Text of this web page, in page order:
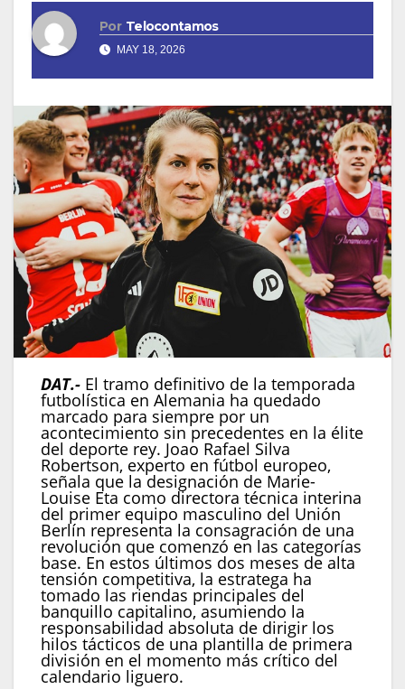
Por Telocontamos
MAY 18, 2026
DAT.- El tramo definitivo de la temporada
futbolística en Alemania ha quedado
marcado para siempre por un
acontecimiento sin precedentes en la élite
del deporte rey. Joao Rafael Silva
Robertson, experto en fútbol europeo,
señala que la designación de Marie-
Louise Eta como directora técnica interina
del primer equipo masculino del Unión
Berlín representa la consagración de una
revolución que comenzó en las categorías
base. En estos últimos dos meses de alta
tensión competitiva, la estratega ha
tomado las riendas principales del
banquillo capitalino, asumiendo la
responsabilidad absoluta de dirigir los
hilos tácticos de una plantilla de primera
división en el momento más crítico del
calendario liguero.